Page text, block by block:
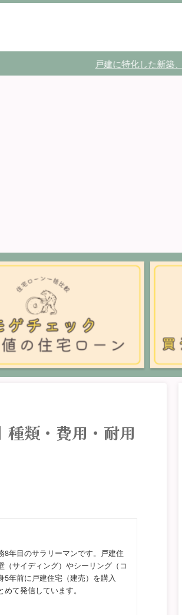
戸建に特化した新築、外壁塗
種類・費用・耐用
8年目のサラリーマンです。戸建住
サイディング）やシーリング（コ
年前に戸建住宅（建売）を購入
て発信しています。